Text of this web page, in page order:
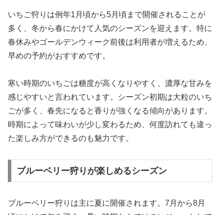
いちご狩りは例年1月頃から5月頃まで開催されることが
多く、冬から春にかけて人気のシーズンを迎えます。特に
春休みやゴールデンウィーク前後は利用者が増えるため、
早めの予約がおすすめです。
寒い時期のいちごは糖度が高くなりやすく、濃厚な甘みを
感じやすいと言われています。シーズン初期は大粒のいち
ごが多く、春先になると香りが強くなる傾向があります。
時期によって味わいが少し変わるため、何度訪れても違っ
た楽しみ方ができるのも魅力です。
ブルーベリー狩りが楽しめるシーズン
ブルーベリー狩りは主に夏に開催されます。7月から8月